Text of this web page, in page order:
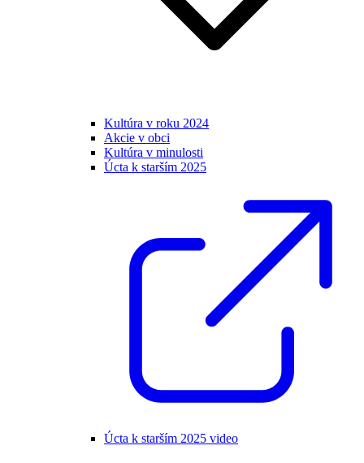
Kultúra v roku 2024
Akcie v obci
Kultúra v minulosti
Úcta k starším 2025
Úcta k starším 2025 video